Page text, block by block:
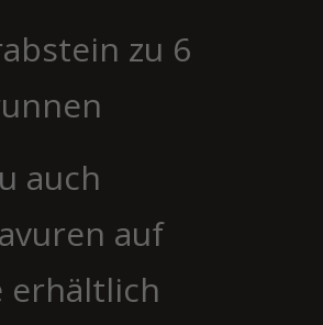
zu 6
auch
auf
erhältlich